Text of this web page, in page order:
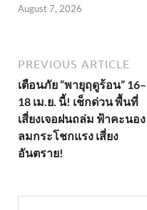
August 7, 2026
PREVIOUS ARTICLE
เตือนภัย “พายุฤดูร้อน” 16–
18 เม.ย. นี้! เช็กด่วน พื้นที่
เสี่ยงเจอฝนถล่ม ฟ้าคะนอง
ลมกระโชกแรง เสี่ยง
อันตราย!